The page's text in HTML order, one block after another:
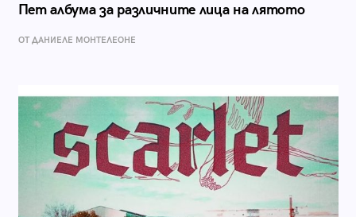
Пет албума за различните лица на лятото
ОТ ДАНИЕЛЕ МОНТЕЛЕОНЕ